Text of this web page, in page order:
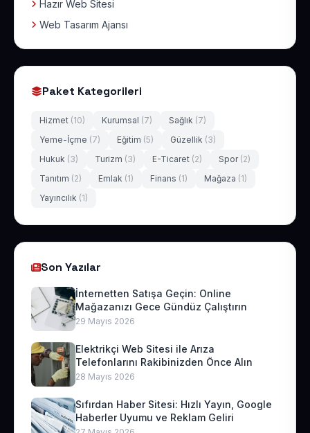
Hazır Web Sitesi
Web Tasarım Ajansı
Paket Kategorileri
Hizmet (10) Kurumsal (7) Sağlık (7)
Yeme-İçme (7) Eğitim (5) Güzellik (3)
Hukuk (3) Turizm (3) E-Ticaret (2) Spor (2)
Tanıtım (2) Emlak (1) Finans (1) Mağaza (1)
Yayıncılık (1)
Son Yazılar
İnternetten Satışa Geçin: Online
Mağazanızı Gece Gündüz Çalıştırın
29 Mayıs 2026
Elektrikçi Web Sitesi ile Arıza
Telefonlarını Rakibinizden Önce Alın
28 Mayıs 2026
Sıfırdan Haber Sitesi: Hızlı Yayın, Google
Haberler Uyumu ve Reklam Geliri